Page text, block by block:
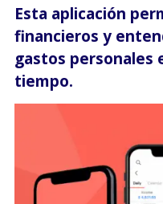
Esta aplicación
financieros y
gastos personales
tiempo.